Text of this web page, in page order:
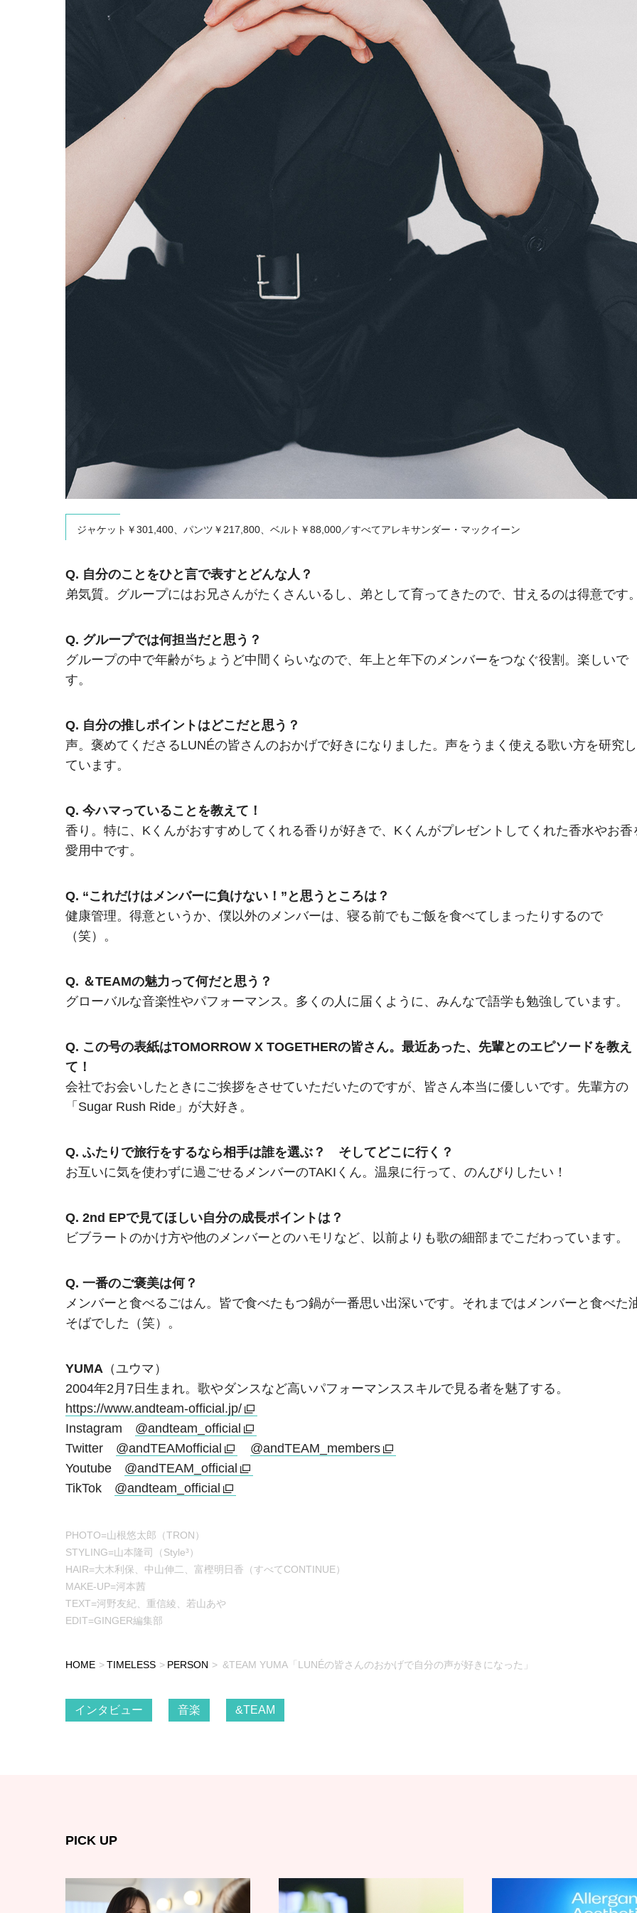
ジャケット￥301,400、パンツ￥217,800、ベルト￥88,000／すべてアレキサンダー・マックイーン
Q. 自分のことをひと言で表すとどんな人？
弟気質。グループにはお兄さんがたくさんいるし、弟として育ってきたので、甘えるのは得意です
Q. グループでは何担当だと思う？
グループの中で年齢がちょうど中間くらいなので、年上と年下のメンバーをつなぐ役割。楽しいで
す。
Q. 自分の推しポイントはどこだと思う？
声。褒めてくださるLUNÉの皆さんのおかげで好きになりました。声をうまく使える歌い方を研究し
ています。
Q. 今ハマっていることを教えて！
香り。特に、Kくんがおすすめしてくれる香りが好きで、Kくんがプレゼントしてくれた香水やお香
愛用中です。
Q. “これだけはメンバーに負けない！”と思うところは？
健康管理。得意というか、僕以外のメンバーは、寝る前でもご飯を食べてしまったりするので
（笑）。
Q. ＆TEAMの魅力って何だと思う？
グローバルな音楽性やパフォーマンス。多くの人に届くように、みんなで語学も勉強しています。
Q. この号の表紙はTOMORROW X TOGETHERの皆さん。最近あった、先輩とのエピソードを教え
て！
会社でお会いしたときにご挨拶をさせていただいたのですが、皆さん本当に優しいです。先輩方の
「Sugar Rush Ride」が大好き。
Q. ふたりで旅行をするなら相手は誰を選ぶ？ そしてどこに行く？
お互いに気を使わずに過ごせるメンバーのTAKIくん。温泉に行って、のんびりしたい！
Q. 2nd EPで見てほしい自分の成長ポイントは？
ビブラートのかけ方や他のメンバーとのハモリなど、以前よりも歌の細部までこだわっています。
Q. 一番のご褒美は何？
メンバーと食べるごはん。皆で食べたもつ鍋が一番思い出深いです。それまではメンバーと食べた
そばでした（笑）。
YUMA （ユウマ）
2004年2月7日生まれ。歌やダンスなど高いパフォーマンススキルで見る者を魅了する。
https://www.andteam-official.jp/
Instagram @andteam_official
Twitter @andTEAMofficial
@andTEAM_members
Youtube @andTEAM_official
TikTok @andteam_official
PHOTO=山根悠太郎（TRON）
STYLING=山本隆司（Style³）
HAIR=大木利保、中山伸二、富樫明日香（すべてCONTINUE）
MAKE-UP=河本茜
TEXT=河野友紀、重信綾、若山あや
EDIT=GINGER編集部
HOME TIMELESS PERSON &TEAM YUMA「LUNÉの皆さんのおかげで自分の声が好きになった」
インタビュー 音楽 &TEAM
PICK UP